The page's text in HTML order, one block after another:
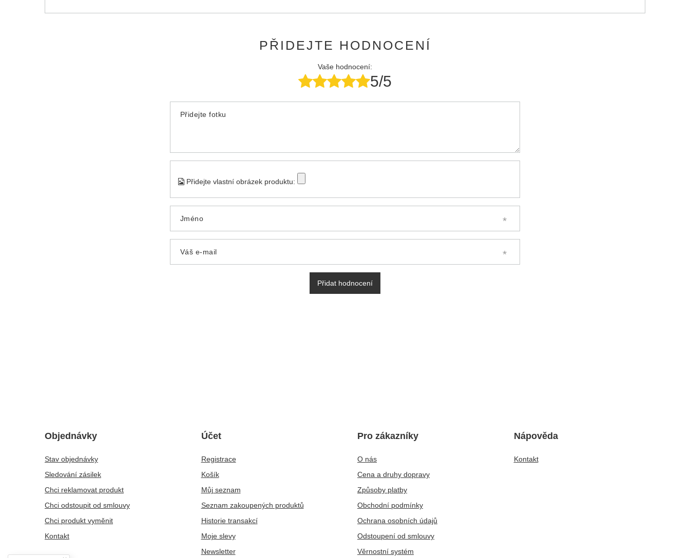
PŘIDEJTE HODNOCENÍ
Vaše hodnocení:
5/5
Přidejte fotku
Přidejte vlastní obrázek produktu:
Jméno
Váš e-mail
Přidat hodnocení
Objednávky
Stav objednávky
Sledování zásilek
Chci reklamovat produkt
Chci odstoupit od smlouvy
Chci produkt vyměnit
Kontakt
Účet
Registrace
Košík
Můj seznam
Seznam zakoupených produktů
Historie transakcí
Moje slevy
Newsletter
Pro zákazníky
O nás
Cena a druhy dopravy
Způsoby platby
Obchodní podmínky
Ochrana osobních údajů
Odstoupení od smlouvy
Věrnostní systém
Nápověda
Kontakt